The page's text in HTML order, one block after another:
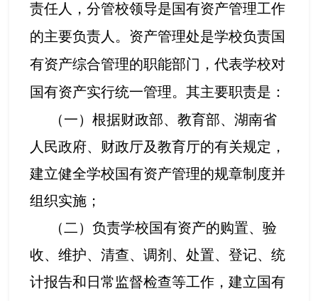
责任人，分管校领导是国有资产管理工作
的主要负责人。资产管理处是学校负责国
有资产综合管理的职能部门，代表学校对
国有资产实行统一管理。其主要职责是：
（一）根据财政部、教育部、湖南省
人民政府、财政厅及教育厅的有关规定，
建立健全学校国有资产管理的规章制度并
组织实施；
（二）负责学校国有资产的购置、验
收、维护、清查、调剂、处置、登记、统
计报告和日常监督检查等工作，建立国有